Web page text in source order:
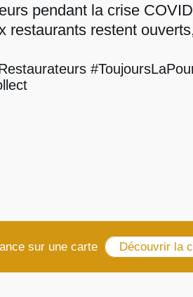
pendant la crise
restaurants restent
sur une carte Découvrir la